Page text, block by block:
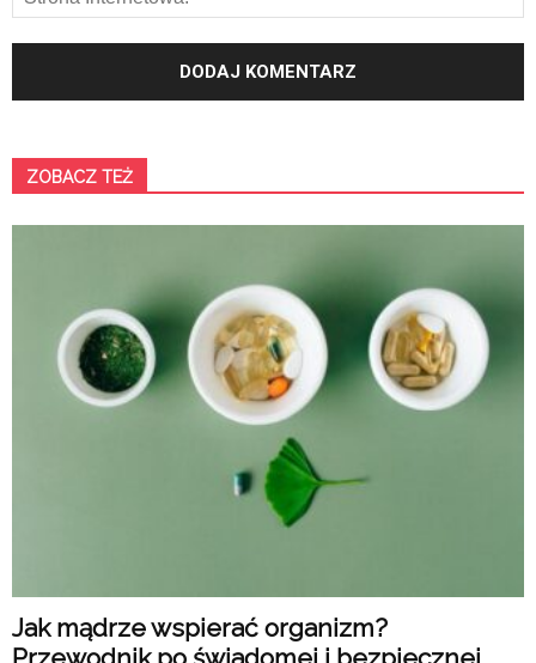
ZOBACZ TEŻ
Jak mądrze wspierać organizm?